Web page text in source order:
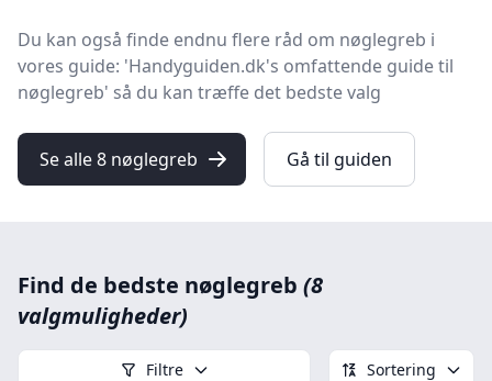
Du kan også finde endnu flere råd om nøglegreb i
vores guide: 'Handyguiden.dk's omfattende guide til
nøglegreb' så du kan træffe det bedste valg
Se alle 8 nøglegreb Gå til guiden
Find de bedste nøglegreb (8
valgmuligheder)
Filtre Sortering